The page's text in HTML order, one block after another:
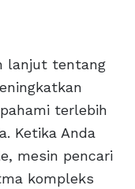
lanjut tentang
terlebih
Ketika Anda
mesin pencari
kompleks